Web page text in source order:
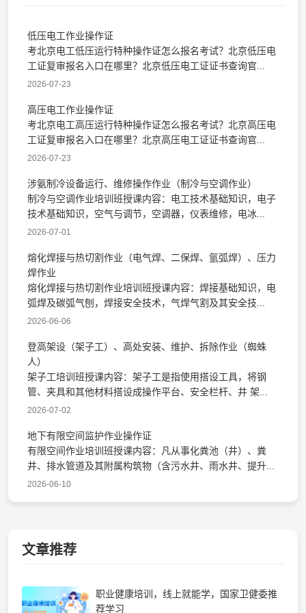
低压电工作业操作证
考北京电工低压运行特种操作证怎么报名考试？北京低压电
工证复审报名入口在哪里？北京低压电工证证书查询官...
2026-07-23
高压电工作业操作证
考北京电工高压运行特种操作证怎么报名考试？北京高压电
工证复审报名入口在哪里？北京高压电工证证书查询官...
2026-07-23
涉氨制冷设备运行、维修操作作业（制冷与空调作业）
制冷与空调作业培训班授课内容：电工技术基础知识，电子
技术基础知识，空气与调节，空调器，仪表维修，电冰...
2026-07-01
熔化焊接与热切割作业（电气焊、二保焊、氩弧焊）、压力
焊作业
熔化焊接与热切割作业培训班授课内容：焊接基础知识，电
弧焊及碳弧气刨，焊接安全技术，气焊气割及其安全技...
2026-06-06
登高架设（架子工）、高处安装、维护、拆除作业（蜘蛛
人）
架子工培训班授课内容：架子工是指使用搭设工具，将钢
管、夹具和其他材料搭设成操作平台、安全栏杆、井 架...
2026-07-02
地下有限空间监护作业操作证
有限空间作业培训班授课内容：凡从事化粪池（井）、粪
井、排水管道及其附属构筑物（含污水井、雨水井、提升...
2026-06-10
文章推荐
职业健康培训，线上就能学，国家卫健委推
荐学习